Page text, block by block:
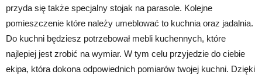
przyda się także specjalny stojak na parasole. Kolejne
pomieszczenie które należy umeblować to kuchnia oraz jadalnia.
Do kuchni będziesz potrzebował mebli kuchennych, które
najlepiej jest zrobić na wymiar. W tym celu przyjedzie do ciebie
ekipa, która dokona odpowiednich pomiarów twojej kuchni. Dzięki